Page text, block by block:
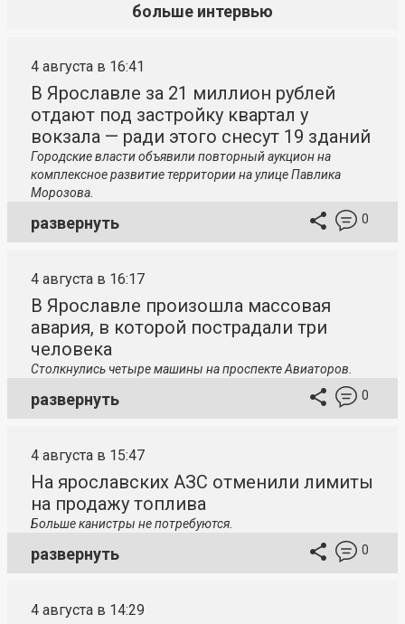
больше интервью
4 августа в 16:41
В Ярославле за 21 миллион рублей
отдают под застройку квартал у
вокзала — ради этого снесут 19 зданий
Городские власти объявили повторный аукцион на
комплексное развитие территории на улице Павлика
Морозова.
развернуть 0
4 августа в 16:17
В Ярославле произошла массовая
авария, в которой пострадали три
человека
Столкнулись четыре машины на проспекте Авиаторов.
развернуть 0
4 августа в 15:47
На ярославских АЗС отменили лимиты
на продажу топлива
Больше канистры не потребуются.
развернуть 0
4 августа в 14:29